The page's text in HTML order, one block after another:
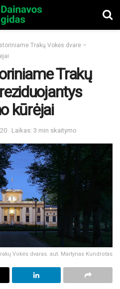
Trakų Vokės dvare –
Trakų
kūrėjai
Laikas: 3 min skaitymo
Vokės dvaras. aut. Martynas Kundrotas